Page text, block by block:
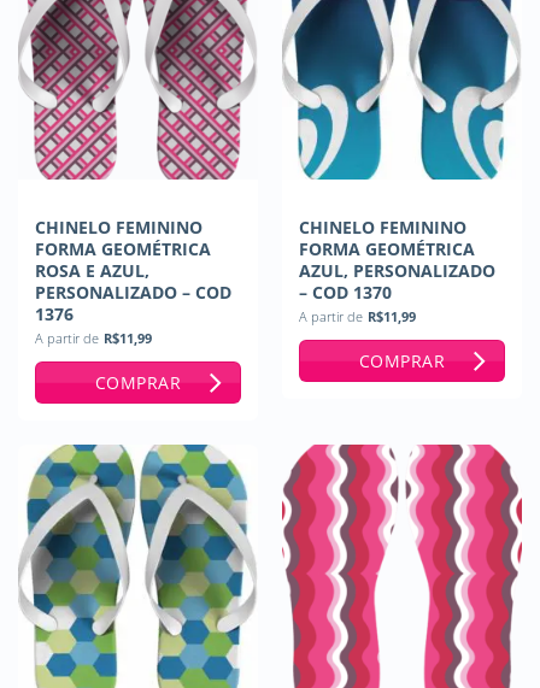
CHINELO FEMININO
FORMA GEOMÉTRICA
ROSA E AZUL,
PERSONALIZADO – COD
1376
A partir de R$11,99
COMPRAR
CHINELO FEMININO
FORMA GEOMÉTRICA
AZUL, PERSONALIZADO
– COD 1370
A partir de R$11,99
COMPRAR